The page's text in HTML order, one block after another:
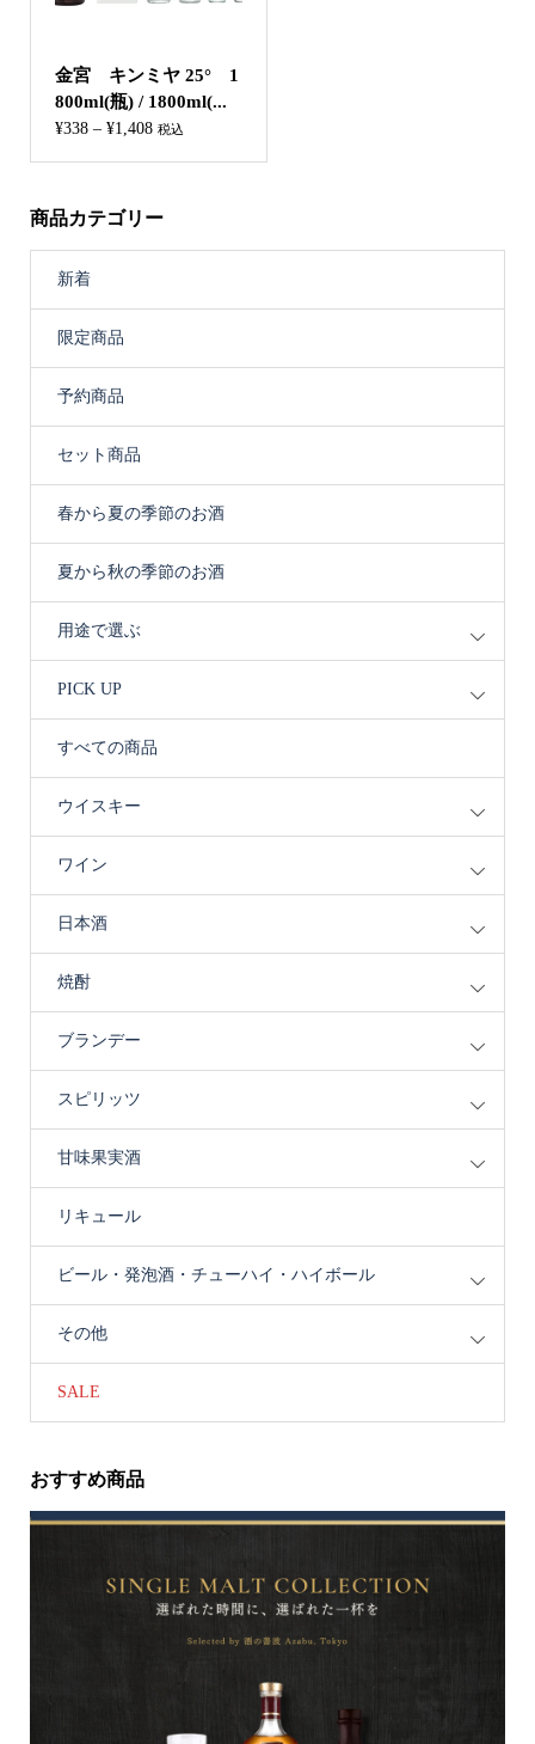
金宮 キンミヤ 25° 1
800ml(瓶) / 1800ml(...
¥338 – ¥1,408価
¥1,408
税込
商品カテゴリー
新着
限定商品
予約商品
セット商品
春から夏の季節のお酒
夏から秋の季節のお酒
用途で選ぶ
PICK UP
すべての商品
ウイスキー
ワイン
日本酒
焼酎
ブランデー
スピリッツ
甘味果実酒
リキュール
ビール・発泡酒・チューハイ・ハイボール
その他
SALE
おすすめ商品